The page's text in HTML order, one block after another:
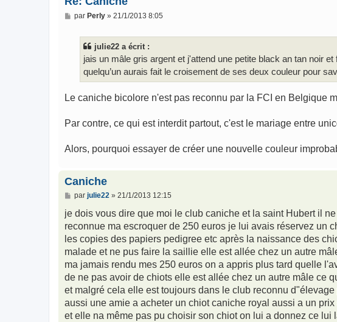
M
par Perly» 21/1/2013 8:05
julie22 a écrit :
jais un mâle gris argent et j'attend une petite black an tan noir
quelqu’un aurais fait le croisement de ses deux couleur pour
Le caniche bicolore n'est pas reconnu par la FCI en Belgique
Par contre, ce qui est interdit partout, c'est le mariage entre
Alors, pourquoi essayer de créer une nouvelle couleur
Caniche
M
s
a
g
par julie22» 21/1/2013 12:15
je dois vous dire que moi le club caniche et la saint Hubert il
reconnue ma escroquer de 250 euros je lui avais réservez un
les copies des papiers pedigree etc après la naissance des
malade et ne pus faire la saillie elle est allée chez un autre
ma jamais rendu mes 250 euros on a appris plus tard quelle
de ne pas avoir de chiots elle est allée chez un autre mâle ce
et malgré cela elle est toujours dans le club reconnu
aussi une amie a acheter un chiot caniche royal aussi a un
et elle na même pas pu choisir son chiot on lui a donnez ce